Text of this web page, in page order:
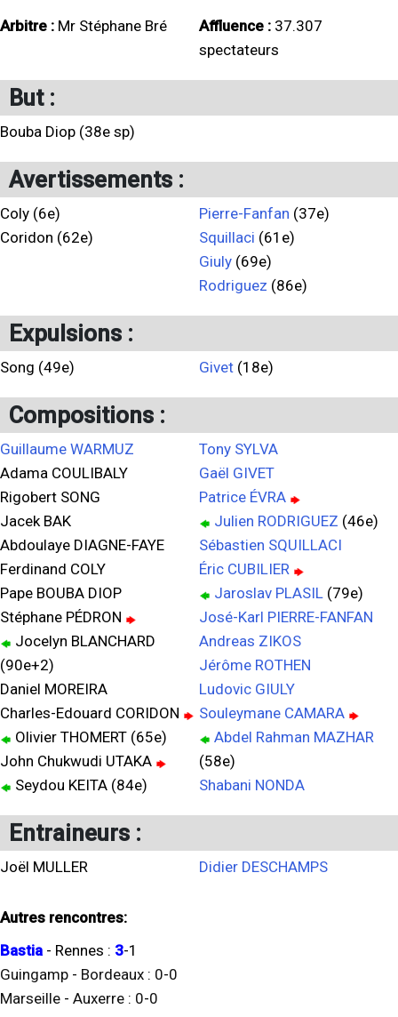
Arbitre : Mr Stéphane Bré Affluence : 37.307
spectateurs
But :
Bouba Diop (38e sp)
Avertissements :
Coly (6e)
Coridon (62e)
Pierre-Fanfan (37e)
Squillaci (61e)
Giuly (69e)
Rodriguez (86e)
Expulsions :
Song (49e) Givet (18e)
Compositions :
Guillaume WARMUZ
Adama COULIBALY
Rigobert SONG
Jacek BAK
Abdoulaye DIAGNE-FAYE
Ferdinand COLY
Pape BOUBA DIOP
Stéphane PÉDRON
Jocelyn BLANCHARD
(90e+2)
Daniel MOREIRA
Charles-Edouard CORIDON
Olivier THOMERT (65e)
John Chukwudi UTAKA
Seydou KEITA (84e)
Tony SYLVA
Gaël GIVET
Patrice ÉVRA
Julien RODRIGUEZ (46e)
Sébastien SQUILLACI
Éric CUBILIER
Jaroslav PLASIL (79e)
José-Karl PIERRE-FANFAN
Andreas ZIKOS
Jérôme ROTHEN
Ludovic GIULY
Souleymane CAMARA
Abdel Rahman MAZHAR
(58e)
Shabani NONDA
Entraineurs :
Joël MULLER Didier DESCHAMPS
Autres rencontres:
Bastia - Rennes : 3-1
Guingamp - Bordeaux : 0-0
Marseille - Auxerre : 0-0